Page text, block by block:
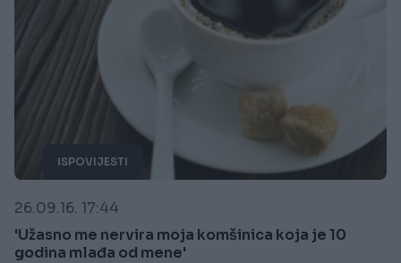
ISPOVIJESTI
26.09.16. 17:44
'Užasno me nervira moja komšinica koja je 10
godina mlađa od mene'